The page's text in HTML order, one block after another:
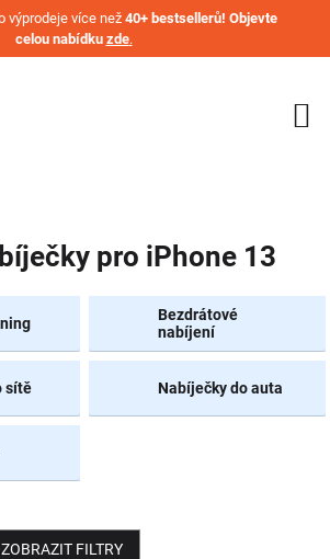
výprodeje více než 40+ bestsellerů! Objevte
celou nabídku zde.
pro iPhone 13
Bezdrátové
nabíjení
sítě Nabíječky do auta
ZOBRAZIT FILTRY